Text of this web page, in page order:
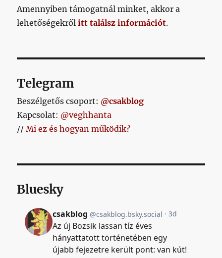
Puskásról
című
bejegyzéshez
Amennyiben támogatnál minket, akkor a
lehetőségekrőlitt találsz információt.
Telegram
Beszélgetős csoport: @csakblog
Kapcsolat: @veghhanta
//Mi ez és hogyan működik?
Bluesky